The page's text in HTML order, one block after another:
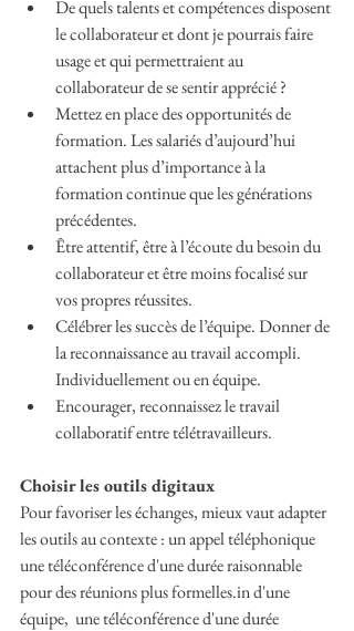
De quels talents et compétences disposent
le collaborateur et dont je pourrais faire
usage et qui permettraient au
collaborateur de se sentir apprécié ?
Mettez en place des opportunités de
formation. Les salariés d’aujourd’hui
attachent plus d’importance à la
formation continue que les générations
précédentes.
Être attentif, être à l’écoute du besoin du
collaborateur et être moins focalisé sur
vos propres réussites.
Célébrer les succès de l’équipe. Donner de
la reconnaissance au travail accompli.
Individuellement ou en équipe.
Encourager, reconnaissez le travail
collaboratif entre télétravailleurs.
Choisir les outils digitaux
Pour favoriser les échanges, mieux vaut adapter
les outils au contexte : un appel téléphonique
une téléconférence d'une durée raisonnable
pour des réunions plus formelles.in d'une
équipe,  une téléconférence d'une durée